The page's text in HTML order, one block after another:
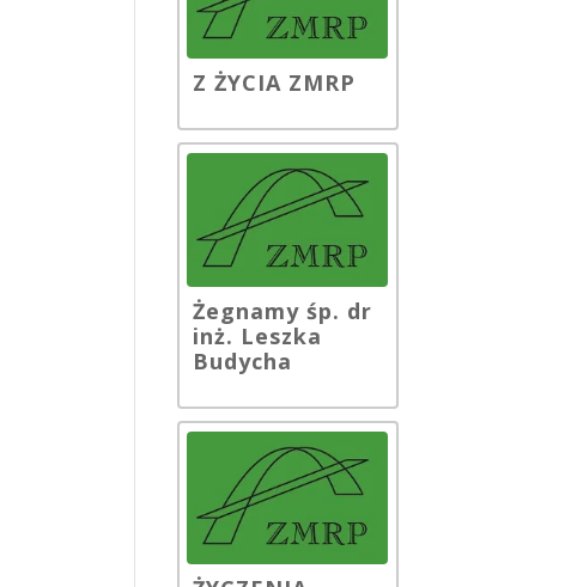
Z ŻYCIA ZMRP
Żegnamy śp. dr
inż. Leszka
Budycha